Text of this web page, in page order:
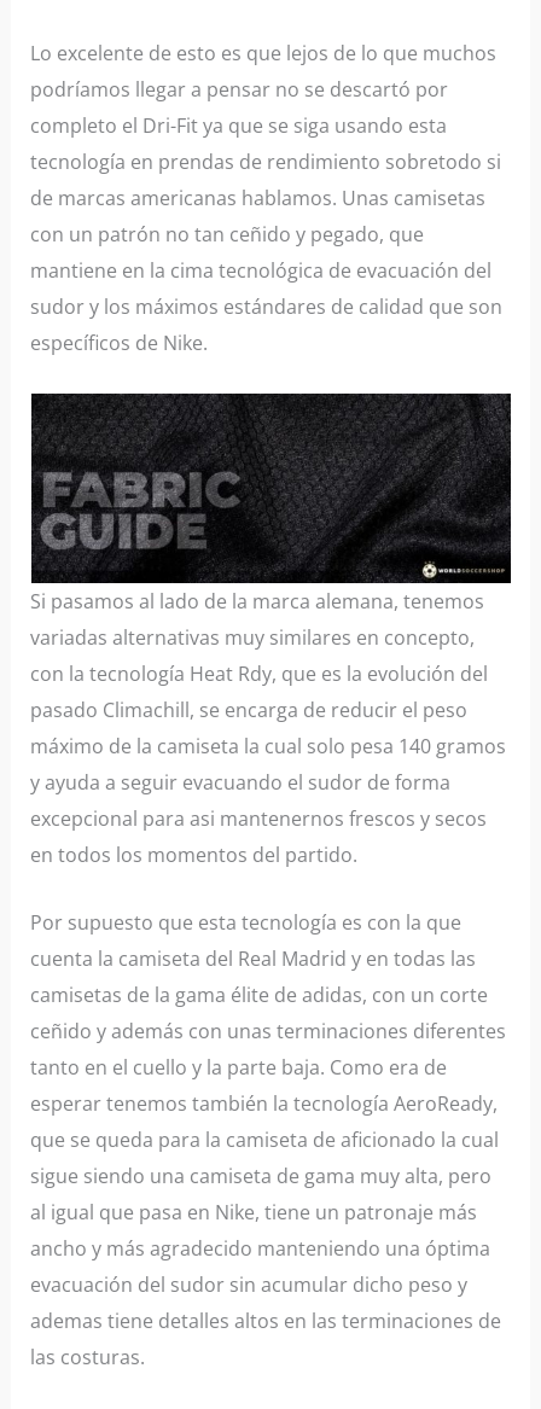
Lo excelente de esto es que lejos de lo que muchos
podríamos llegar a pensar no se descartó por
completo el Dri-Fit ya que se siga usando esta
tecnología en prendas de rendimiento sobretodo si
de marcas americanas hablamos. Unas camisetas
con un patrón no tan ceñido y pegado, que
mantiene en la cima tecnológica de evacuación del
sudor y los máximos estándares de calidad que son
específicos de Nike.
Si pasamos al lado de la marca alemana, tenemos
variadas alternativas muy similares en concepto,
con la tecnología Heat Rdy, que es la evolución del
pasado Climachill, se encarga de reducir el peso
máximo de la camiseta la cual solo pesa 140 gramos
y ayuda a seguir evacuando el sudor de forma
excepcional para asi mantenernos frescos y secos
en todos los momentos del partido.
Por supuesto que esta tecnología es con la que
cuenta la camiseta del Real Madrid y en todas las
camisetas de la gama élite de adidas, con un corte
ceñido y además con unas terminaciones diferentes
tanto en el cuello y la parte baja. Como era de
esperar tenemos también la tecnología AeroReady,
que se queda para la camiseta de aficionado la cual
sigue siendo una camiseta de gama muy alta, pero
al igual que pasa en Nike, tiene un patronaje más
ancho y más agradecido manteniendo una óptima
evacuación del sudor sin acumular dicho peso y
ademas tiene detalles altos en las terminaciones de
las costuras.